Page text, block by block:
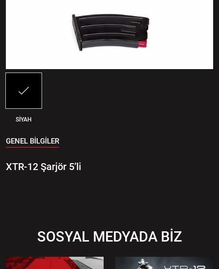
SİYAH
GENEL BİLGİLER
XTR-12 Şarjör 5’li
SOSYAL MEDYADA BİZ